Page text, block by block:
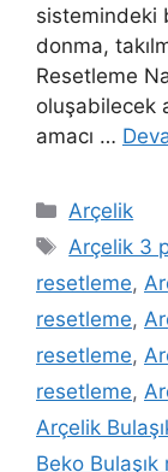
sistemindeki
donma,
Resetleme
oluşabilecek
amacı …
Kategoriler
Arçelik
Etiketler
Arçelik 3
resetleme,
resetleme,
resetleme,
resetleme,
Arçelik
Beko